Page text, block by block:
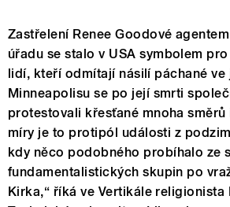
Zastřelení Renee Goodové
úřadu se stalo v USA symbolem
lidí, kteří odmítají násilí páchané ve
Minneapolisu se po její smrti
protestovali křesťané mnoha směrů
míry je to protipól události z
kdy něco podobného probíhalo ze
fundamentalistických skupin po
Kirka,“ říká ve Vertikále religionista